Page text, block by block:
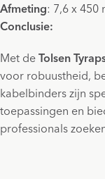
Afmeting: 7,6 x 450
Conclusie:
Met de Tolsen
voor robuustheid,
kabelbinders zijn
toepassingen en
professionals